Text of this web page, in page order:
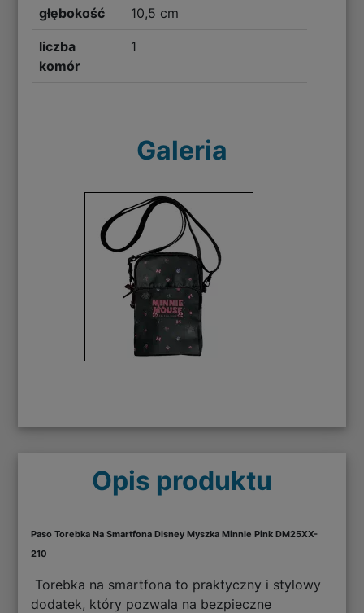
głębokość 10,5 cm
liczba
komór
1
Galeria
Opis produktu
Paso Torebka Na Smartfona Disney Myszka Minnie Pink DM25XX-
210
Torebka na smartfona to praktyczny i stylowy
dodatek, który pozwala na bezpieczne